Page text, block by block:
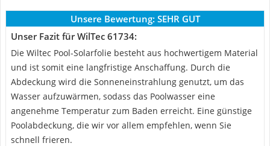
Unsere Bewertung: SEHR GUT
Unser Fazit für WilTec 61734:
Die Wiltec Pool-Solarfolie besteht aus hochwertigem Material
und ist somit eine langfristige Anschaffung. Durch die
Abdeckung wird die Sonneneinstrahlung genutzt, um das
Wasser aufzuwärmen, sodass das Poolwasser eine
angenehme Temperatur zum Baden erreicht. Eine günstige
Poolabdeckung, die wir vor allem empfehlen, wenn Sie
schnell frieren.